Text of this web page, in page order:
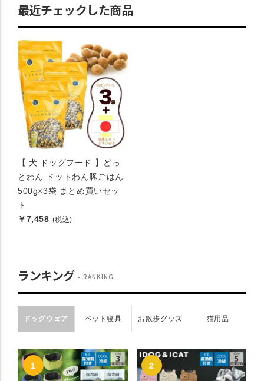
最近チェックした商品
【 犬 ドッグフード 】どっ
とわん ドットわん豚ごはん
500g×3袋 まとめ買いセッ
ト
￥7,458 (税込)
ランキング RANKING
ドッグウェア ペット寝具 お散歩グッズ 猫用品